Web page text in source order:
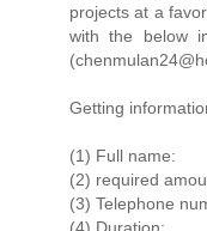
projects at a
with the below
Getting
(1) Full name:
(2) required
(3) Telephone
(4) Duration: